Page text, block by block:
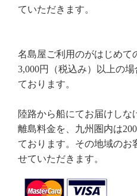
ていただきます。
名島屋ご利用のがはじめて
3,000円（税込み）以上の
ております。
陸路から船にてお届けし
離島料金を、九州圏内は
ております。その地域のお
せていただきます。